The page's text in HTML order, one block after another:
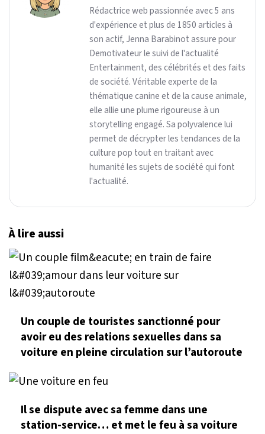
Rédactrice web passionnée avec 5 ans
d'expérience et plus de 1850 articles à
son actif, Jenna Barabinot assure pour
Demotivateur le suivi de l'actualité
Entertainment, des célébrités et des faits
de société. Véritable experte de la
thématique canine et de la cause animale,
elle allie une plume rigoureuse à un
storytelling engagé. Sa polyvalence lui
permet de décrypter les tendances de la
culture pop tout en traitant avec
humanité les sujets de société qui font
l'actualité.
À lire aussi
Un couple de touristes sanctionné pour
avoir eu des relations sexuelles dans sa
voiture en pleine circulation sur l’autoroute
Il se dispute avec sa femme dans une
station-service… et met le feu à sa voiture